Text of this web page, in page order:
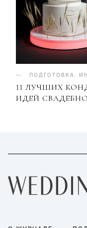
ПОДГОТОВКА.
11 ЛУЧШИХ
ИДЕЙ